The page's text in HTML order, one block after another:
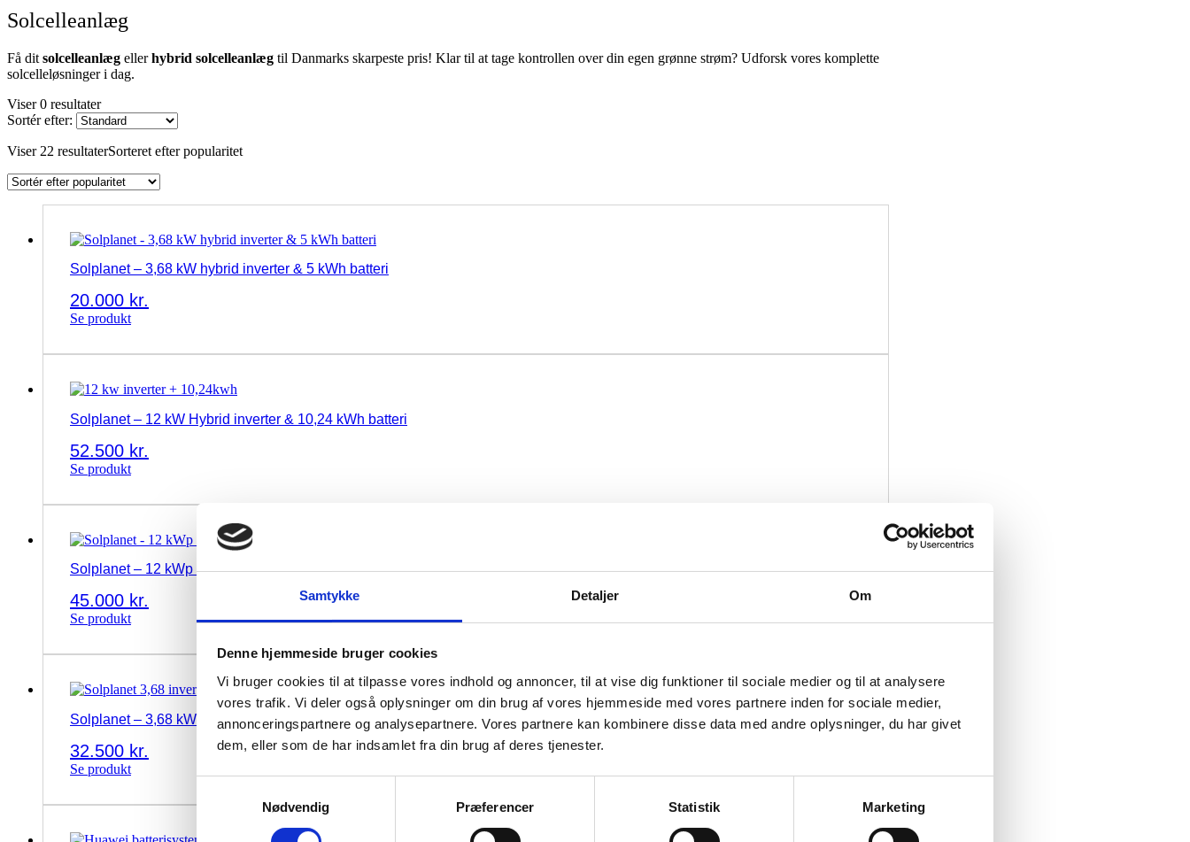
Samtykke Detaljer Om
Denne hjemmeside bruger cookies
Vi bruger cookies til at tilpasse vores indhold og annoncer, til at vise dig funktioner til sociale medier og til at analysere
vores trafik. Vi deler også oplysninger om din brug af vores hjemmeside med vores partnere inden for sociale medier,
annonceringspartnere og analysepartnere. Vores partnere kan kombinere disse data med andre oplysninger, du har givet
dem, eller som de har indsamlet fra din brug af deres tjenester.
Nødvendig
Præferencer Statistik Marketing
Solcelleanlæg
Få dit solcelleanlæg ellerhybrid solcelleanlæg til Danmarks skarpeste pris! Klar til at tage kontrollen over din egen grønne strøm? Udforsk vores komplette
solcelleløsninger i dag.
Viser 0 resultater
Sortér efter:
Viser 22 resultaterSorteret efter popularitet
Solplanet – 3,68 kW hybrid inverter & 5 kWh batteri
20.000 kr.
Se produkt
Solplanet – 12 kW Hybrid inverter & 10,24 kWh batteri
52.500 kr.
Se produkt
Solplanet – 12 kWp hybrid inverter & 7,68 kWh batteri
45.000 kr.
Se produkt
Solplanet – 3,68 kW hybrid inverter & 10 kWh batteri
32.500 kr.
Se produkt